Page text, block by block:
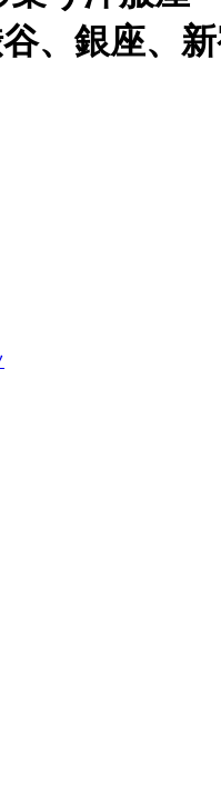
、銀座、